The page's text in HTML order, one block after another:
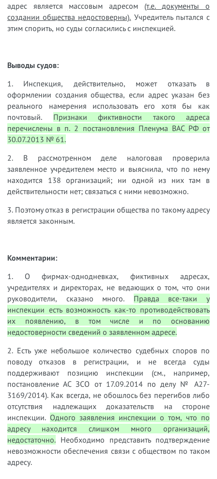
адрес является массовым адресом (т.е. документы о
создании общества недостоверны). Учредитель пытался с
этим спорить, но суды согласились с инспекцией.
Выводы судов:
1. Инспекция, действительно, может отказать в
оформлении создания общества, если адрес указан без
реального намерения использовать его хотя бы как
почтовый. Признаки фиктивности такого адреса
перечислены в п. 2 постановления Пленума ВАС РФ от
30.07.2013 № 61.
2. В рассмотренном деле налоговая проверила
заявленное учредителем место и выяснила, что по нему
находится 138 организаций; ни одной из них там в
действительности нет; связаться с ними невозможно.
3. Поэтому отказ в регистрации общества по такому адресу
является законным.
Комментарии:
1. О фирмах-однодневках, фиктивных адресах,
учредителях и директорах, не ведающих о том, что они
руководители, сказано много. Правда все-таки у
инспекции есть возможность как-то противодействовать
их появлению, в том числе и по основанию
недостоверности сведений о заявленном адресе.
2. Есть уже небольшое количество судебных споров по
поводу отказов в регистрации, и не всегда суды
поддерживают позицию инспекции (см., например,
постановление АС ЗСО от 17.09.2014 по делу № А27-
3169/2014). Как всегда, не обошлось без перегибов либо
отсутствия надлежащих доказательств на стороне
инспекции. Одного заявления инспекции о том, что по
адресу находится слишком много организаций,
недостаточно. Необходимо представить подтверждение
невозможности обеспечения связи с обществом по таком
адресу.